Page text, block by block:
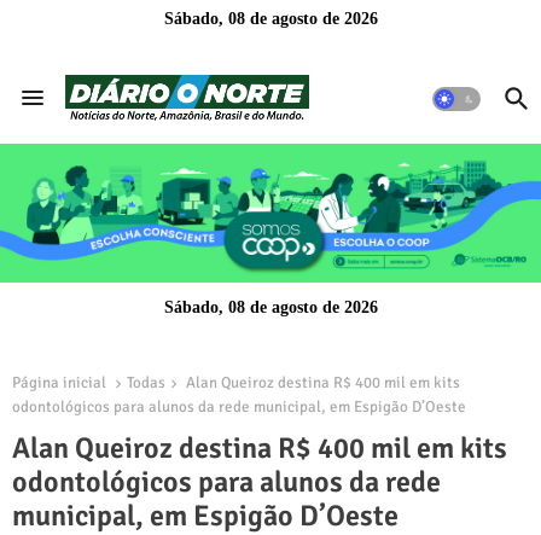
Sábado, 08 de agosto de 2026
Sábado, 08 de agosto de 2026
Página inicial Todas
Alan Queiroz destina R$ 400 mil em kits
odontológicos para alunos da rede municipal, em Espigão D’Oeste
Alan Queiroz destina R$ 400 mil em kits
odontológicos para alunos da rede
municipal, em Espigão D’Oeste